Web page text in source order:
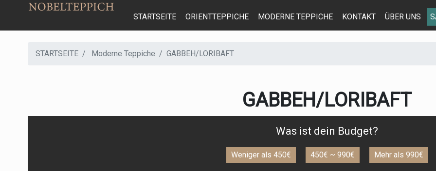
STARTSEITE ORIENTTEPPICHE MODERNE TEPPICHE KONTAKT ÜBER UNS
STARTSEITE Moderne Teppiche GABBEH/LORIBAFT
GABBEH/LORIBAFT
Was ist dein Budget?
Weniger als 450€ 450€ ~ 990€ Mehr als 990€